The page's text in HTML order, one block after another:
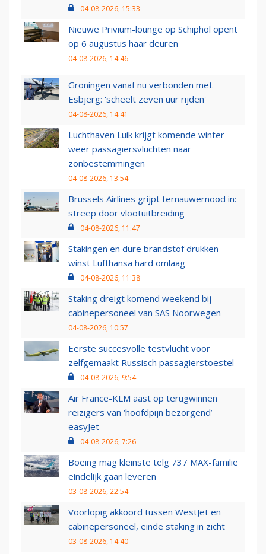
04-08-2026, 15:33
Nieuwe Privium-lounge op Schiphol opent
op 6 augustus haar deuren
04-08-2026, 14:46
Groningen vanaf nu verbonden met
Esbjerg: 'scheelt zeven uur rijden'
04-08-2026, 14:41
Luchthaven Luik krijgt komende winter
weer passagiersvluchten naar
zonbestemmingen
04-08-2026, 13:54
Brussels Airlines grijpt ternauwernood in:
streep door vlootuitbreiding
04-08-2026, 11:47
Stakingen en dure brandstof drukken
winst Lufthansa hard omlaag
04-08-2026, 11:38
Staking dreigt komend weekend bij
cabinepersoneel van SAS Noorwegen
04-08-2026, 10:57
Eerste succesvolle testvlucht voor
zelfgemaakt Russisch passagierstoestel
04-08-2026, 9:54
Air France-KLM aast op terugwinnen
reizigers van ‘hoofdpijn bezorgend’
easyJet
04-08-2026, 7:26
Boeing mag kleinste telg 737 MAX-familie
eindelijk gaan leveren
03-08-2026, 22:54
Voorlopig akkoord tussen WestJet en
cabinepersoneel, einde staking in zicht
03-08-2026, 14:40